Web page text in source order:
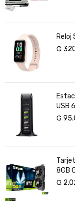
₲
USB
₲
8GB
₲